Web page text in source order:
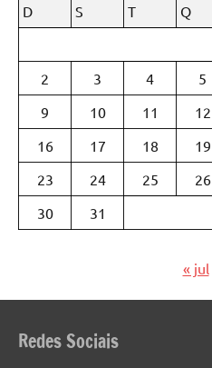
D
S T Q
2
3 4 5
9
10 11 12
16
17 18 19
23
24 25 26
30
31
« jul
Redes Sociais